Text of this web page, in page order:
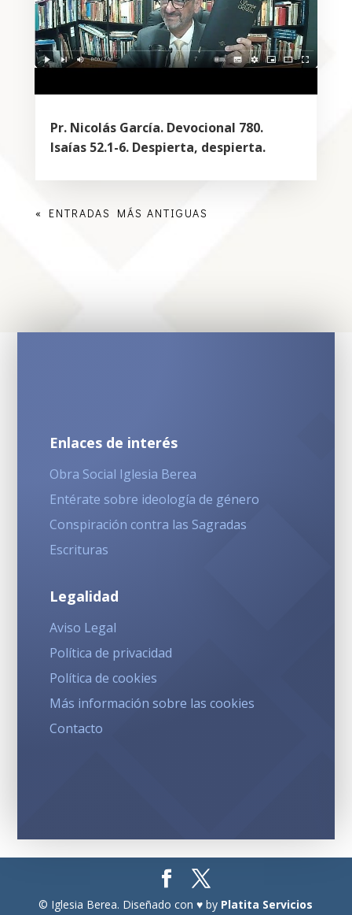
Pr. Nicolás García. Devocional 780.
Isaías 52.1-6. Despierta, despierta.
« ENTRADAS MÁS ANTIGUAS
Enlaces de interés
Obra Social Iglesia Berea
Entérate sobre ideología de género
Conspiración contra las Sagradas
Escrituras
Legalidad
Aviso Legal
Política de privacidad
Política de cookies
Más información sobre las cookies
Contacto
© Iglesia Berea. Diseñado con ♥ by Platita Servicios